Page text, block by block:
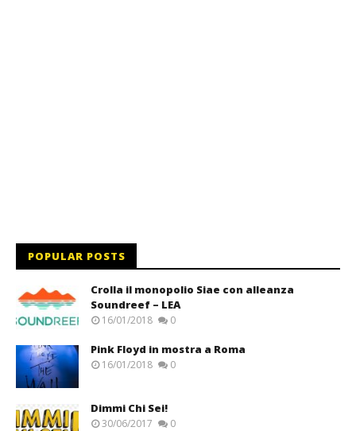
POPULAR POSTS
Crolla il monopolio Siae con alleanza
Soundreef – LEA
16/01/2018 0
Pink Floyd in mostra a Roma
16/01/2018 0
Dimmi Chi Sei!
30/06/2017 0